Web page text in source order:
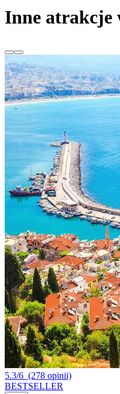
Inne atrakcje
5.3/6 (278 opinii)
BESTSELLER